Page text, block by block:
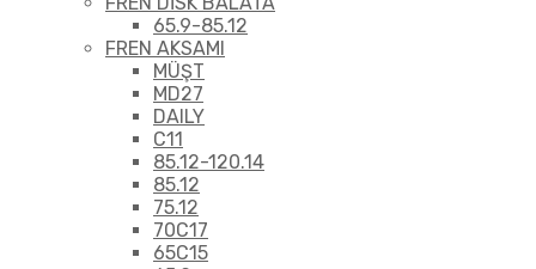
65.9-85.12
FREN AKSAMI
MÜŞT
MD27
DAILY
C11
85.12-120.14
85.12
75.12
70C17
65C15